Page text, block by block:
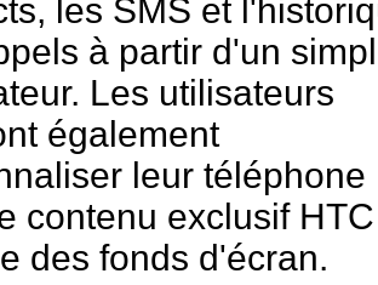
les SMS et
à partir d'un
Les utilisateurs
également
leur téléphone
contenu exclusif HTC
des fonds d'écran.